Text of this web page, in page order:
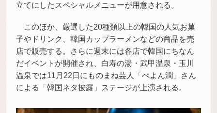
立てにしたスペシャルメニューが用意される。
このほか、厳選した20種類以上の韓国の人気お菓
子やドリンク、韓国カップラーメンなどの商品を売
店で販売する。さらに週末には各店で韓国にちなん
だイベントが開催され、白寿の湯・武甲温泉・玉川
温泉では11月22日にものまね芸人「ぺよん潤」さん
による「韓国ネタ披露」ステージが上演される。